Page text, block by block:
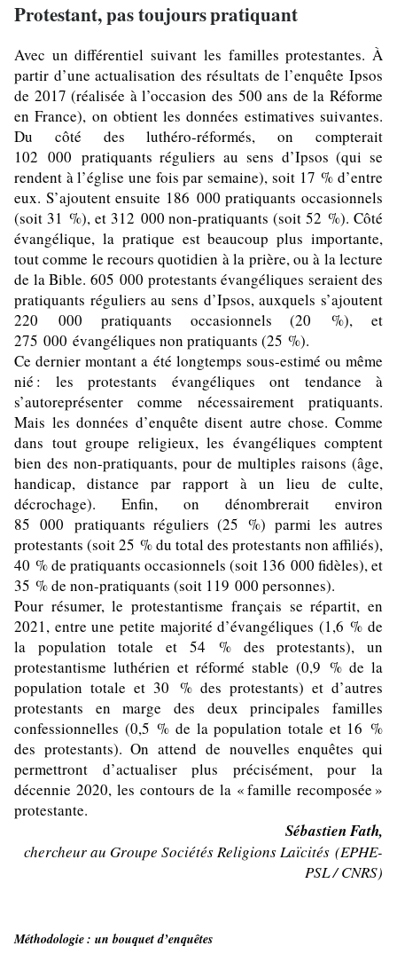
Protestant, pas toujours pratiquant
Avec un différentiel suivant les familles protestantes. À
partir d’une actualisation des résultats de l’enquête Ipsos
de 2017 (réalisée à l’occasion des 500 ans de la Réforme
en France), on obtient les données estimatives suivantes.
Du côté des luthéro-réformés, on compterait
102 000 pratiquants réguliers au sens d’Ipsos (qui se
rendent à l’église une fois par semaine), soit 17 % d’entre
eux. S’ajoutent ensuite 186 000 pratiquants occasionnels
(soit 31 %), et 312 000 non-pratiquants (soit 52 %). Côté
évangélique, la pratique est beaucoup plus importante,
tout comme le recours quotidien à la prière, ou à la lecture
de la Bible. 605 000 protestants évangéliques seraient des
pratiquants réguliers au sens d’Ipsos, auxquels s’ajoutent
220 000 pratiquants occasionnels (20 %), et
275 000 évangéliques non pratiquants (25 %).
Ce dernier montant a été longtemps sous-estimé ou même
nié : les protestants évangéliques ont tendance à
s’autoreprésenter comme nécessairement pratiquants.
Mais les données d’enquête disent autre chose. Comme
dans tout groupe religieux, les évangéliques comptent
bien des non-pratiquants, pour de multiples raisons (âge,
handicap, distance par rapport à un lieu de culte,
décrochage). Enfin, on dénombrerait environ
85 000 pratiquants réguliers (25 %) parmi les autres
protestants (soit 25 % du total des protestants non affiliés),
40 % de pratiquants occasionnels (soit 136 000 fidèles), et
35 % de non-pratiquants (soit 119 000 personnes).
Pour résumer, le protestantisme français se répartit, en
2021, entre une petite majorité d’évangéliques (1,6 % de
la population totale et 54 % des protestants), un
protestantisme luthérien et réformé stable (0,9 % de la
population totale et 30 % des protestants) et d’autres
protestants en marge des deux principales familles
confessionnelles (0,5 % de la population totale et 16 %
des protestants). On attend de nouvelles enquêtes qui
permettront d’actualiser plus précisément, pour la
décennie 2020, les contours de la « famille recomposée »
protestante.
Sébastien Fath,
chercheur au Groupe Sociétés Religions Laïcités (EPHE-
PSL / CNRS)
Méthodologie : un bouquet d’enquêtes